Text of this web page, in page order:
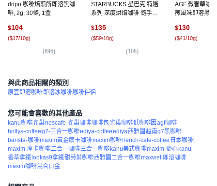
dripo 咖啡焙煎所即溶黑咖
啡, 2g, 30條, 1盒
$104
($17/10g)
(896)
STARBUCKS 星巴克 特選
系列 深度烘焙咖啡 隨手包,
$135
($59/10g)
(108)
AGF 微奢華咖
煎風味即溶黑咖
$130
($41/10g)
與此商品相關的類別
原豆即溶咖啡即溶冰咖啡咖啡伴侶
您可能會喜歡的其他產品
kanu咖啡雀巢nescafe-雀巢咖啡咖啡包雀巢咖啡低咖啡因agf咖啡
hollys-coffeeg7-三合一咖啡ediya-coffeeediya西雅圖 越南g7黑咖啡
barista-咖啡maxim黃金摩卡咖啡maxim咖啡french-cafe-coffee 日本咖啡
maxim-摩卡咖啡二合一咖啡三合一咖啡 kanu美式咖啡maxim-麥心 kanu
香草拿鐵 lookas9拿鐵甜菊葉咖啡西雅圖二合一咖啡maxwell即溶咖啡
maxim咖啡混合白金